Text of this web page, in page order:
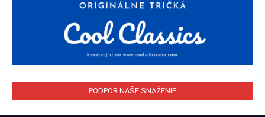
PODPOR NAŠE SNAŽENIE